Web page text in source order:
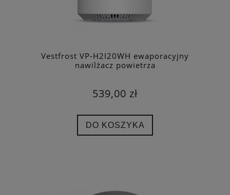
Vestfrost VP-H2I20WH ewaporacyjny
nawilżacz powietrza
539,00 zł
DO KOSZYKA